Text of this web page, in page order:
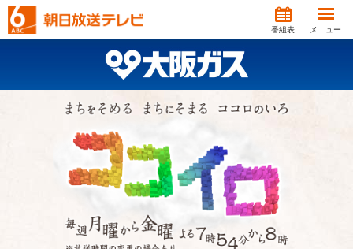
番組表 メニュー